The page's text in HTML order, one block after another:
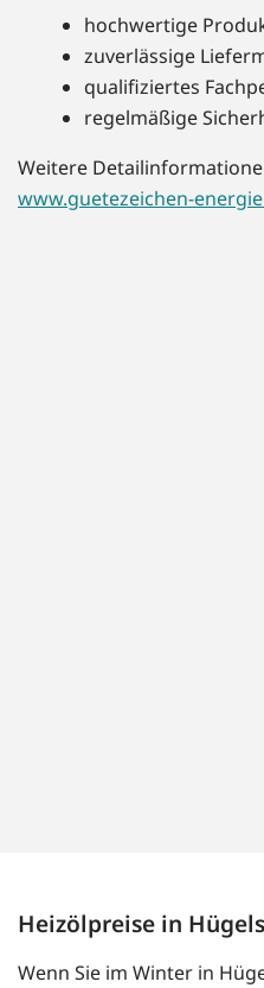
hochwertige
zuverlässige
qualifiziertes
regelmäßige
Weitere
www.guetezeichen-
Heizölpreise in
Wenn Sie im Winter in